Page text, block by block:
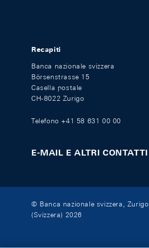
Recapiti
Banca nazionale svizzera
Börsenstrasse 15
Casella postale
CH-8022 Zurigo
Telefono +41 58 631 00 00
E-MAIL E ALTRI CONTATTI
© Banca nazionale svizzera, Zurigo
(Svizzera) 2026